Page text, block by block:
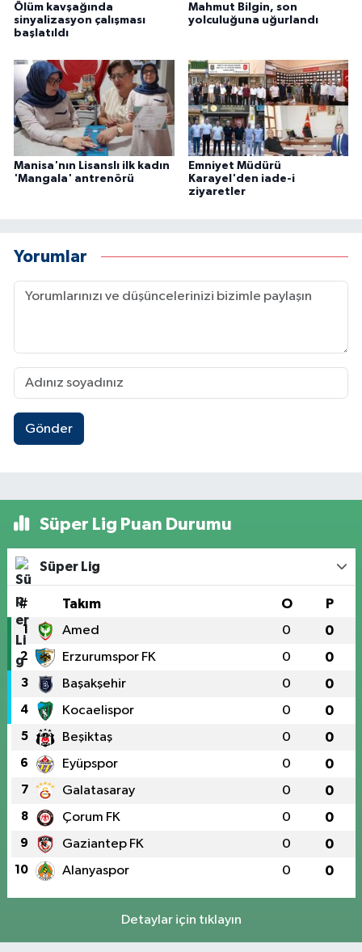
Ölüm kavşağında
sinyalizasyon çalışması
başlatıldı
Mahmut Bilgin, son
yolculuğuna uğurlandı
Manisa'nın Lisanslı ilk kadın
'Mangala' antrenörü
Emniyet Müdürü
Karayel'den iade-i
ziyaretler
Yorumlar
Gönder
Süper Lig Puan Durumu
Süper Lig
# Takım O P
1 Amed 0 0
2 Erzurumspor FK 0 0
3 Başakşehir 0 0
4 Kocaelispor 0 0
5 Beşiktaş 0 0
6 Eyüpspor 0 0
7 Galatasaray 0 0
8 Çorum FK 0 0
9 Gaziantep FK 0 0
10 Alanyaspor 0 0
Detaylar için tıklayın